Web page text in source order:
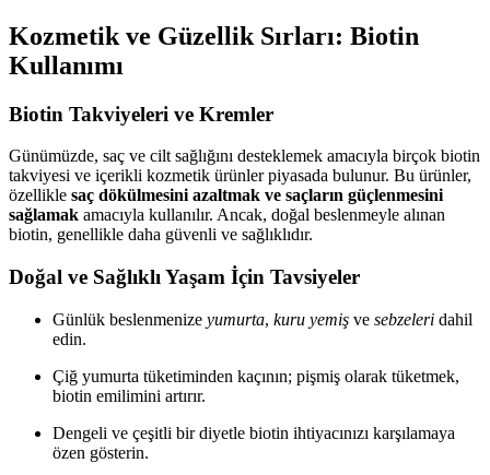
Kozmetik ve Güzellik Sırları: Biotin
Kullanımı
Biotin Takviyeleri ve Kremler
Günümüzde, saç ve cilt sağlığını desteklemek amacıyla birçok biotin
takviyesi ve içerikli kozmetik ürünler piyasada bulunur. Bu ürünler,
özellikle saç dökülmesini azaltmak ve saçların güçlenmesini
sağlamak amacıyla kullanılır. Ancak, doğal beslenmeyle alınan
biotin, genellikle daha güvenli ve sağlıklıdır.
Doğal ve Sağlıklı Yaşam İçin Tavsiyeler
Günlük beslenmenize yumurta, kuru yemiş ve sebzeleri dahil
edin.
Çiğ yumurta tüketiminden kaçının; pişmiş olarak tüketmek,
biotin emilimini artırır.
Dengeli ve çeşitli bir diyetle biotin ihtiyacınızı karşılamaya
özen gösterin.